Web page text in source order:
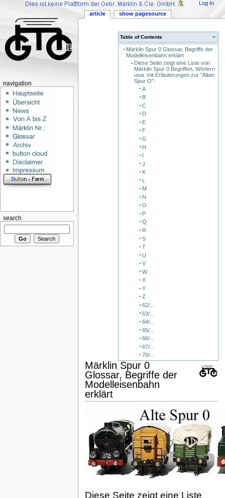
−
Table of Contents
Märklin Spur 0 Glossar, Begriffe der
Modelleisenbahn erklärt
Diese Seite zeigt eine Liste von
Märklin Spur 0 Begriffen, Wörtern
usw. mit Erläuterungen zur "Alten
Spur O":
A
B
C
D
E
F
G
H
I
J
K
L
M
N
O
P
Q
R
S
T
U
V
W
X
Y
Z
62/...
63/...
64/...
65/...
66/...
67/...
70/...
Märklin Spur 0
Glossar, Begriffe der
Modelleisenbahn
erklärt
Diese Seite zeigt eine Liste
article show pagesource
Log In
navigation
search